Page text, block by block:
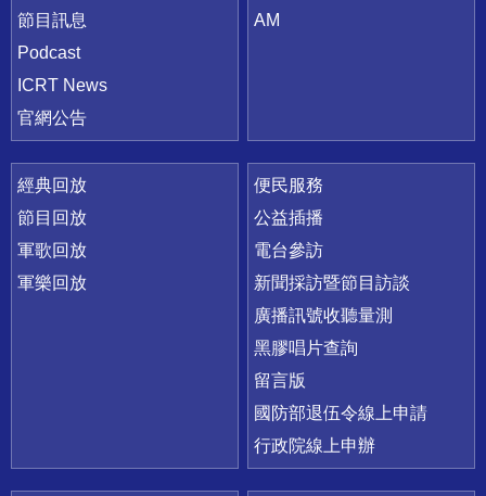
節目訊息
Podcast
ICRT News
官網公告
AM
經典回放
節目回放
軍歌回放
軍樂回放
便民服務
公益插播
電台參訪
新聞採訪暨節目訪談
廣播訊號收聽量測
黑膠唱片查詢
留言版
國防部退伍令線上申請
行政院線上申辦